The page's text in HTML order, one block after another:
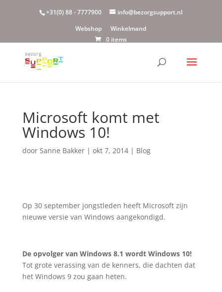
+31(0) 88 - 7777900
info@bezorgsupport.nl
Webshop
Winkelmand
0 items
Microsoft komt met
Windows 10!
door Sanne Bakker| okt 7, 2014| Blog
Op 30 september jongstleden heeft Microsoft zijn
nieuwe versie van Windows aangekondigd.
De opvolger van Windows 8.1 wordt Windows 10!
Tot grote verassing van de kenners, die dachten dat
het Windows 9 zou gaan heten.